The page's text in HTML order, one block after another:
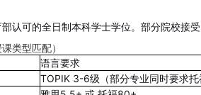
认可的全日制本科学士学位。部分院校接
类型匹配）
语言要求
TOPIK 3-6级（部分专业同时要求